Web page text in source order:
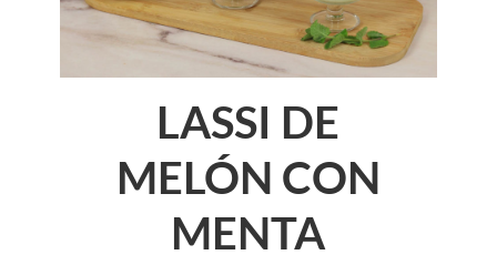
LASSI DE
MELÓN CON
MENTA